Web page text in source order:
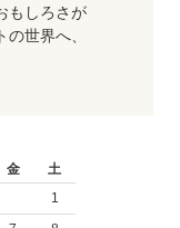
もしろさが
世界へ、
金
土
1